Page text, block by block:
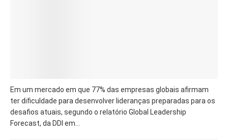
Em um mercado em que 77% das empresas globais afirmam
ter dificuldade para desenvolver lideranças preparadas para os
desafios atuais, segundo o relatório Global Leadership
Forecast, da DDI em...